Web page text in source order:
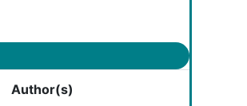
Author(s)